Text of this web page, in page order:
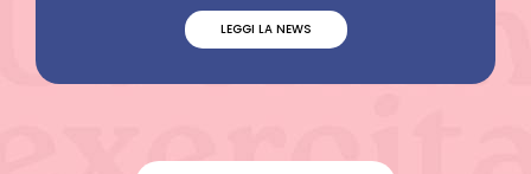
LEGGI LA NEWS